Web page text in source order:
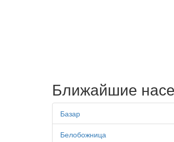
Ближайшие
Базар
Белобожница